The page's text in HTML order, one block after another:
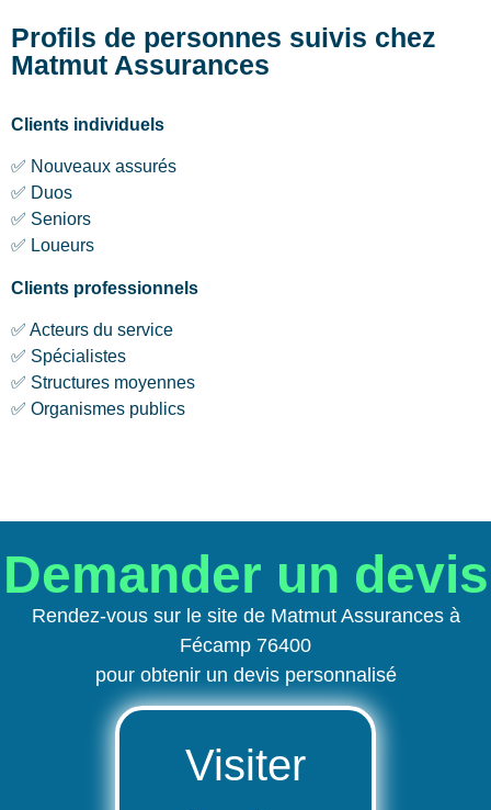
Profils de personnes suivis chez
Matmut Assurances
Clients individuels
✅ Nouveaux assurés
✅ Duos
✅ Seniors
✅ Loueurs
Clients professionnels
✅ Acteurs du service
✅ Spécialistes
✅ Structures moyennes
✅ Organismes publics
Demander un devis
Rendez-vous sur le site de Matmut Assurances à
Fécamp 76400
pour obtenir un devis personnalisé
Visiter